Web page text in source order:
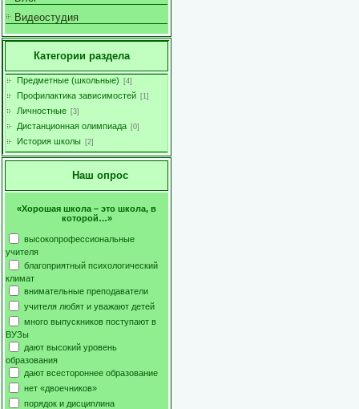
Видеостудия
Категории раздела
Предметные (школьные) [4]
Профилактика зависимостей [1]
Личностные [3]
Дистанционная олимпиада [0]
История школы [2]
Наш опрос
«Хорошая школа – это школа, в
которой…»
высокопрофессиональные
учителя
благоприятный психологический
климат
внимательные преподаватели
учителя любят и уважают детей
много выпускников поступают в
ВУЗы
дают высокий уровень
образования
дают всестороннее образование
нет «двоечников»
порядок и дисциплина